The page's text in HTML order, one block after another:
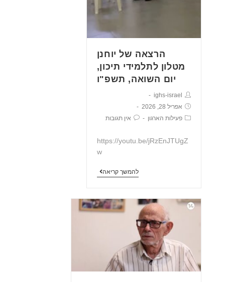
הרצאה של יוחנן
מטלון לתלמידי תיכון,
יום השואה, תשפ"ו
ighs-israel
אפריל 28, 2026
פעילות הארגון
אין תגובות
https://youtu.be/jRzEnJTUgZ
w
להמשך קריאה